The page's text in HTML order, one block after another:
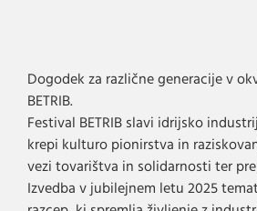
Dogodek za različne generacije v
BETRIB.
Festival BETRIB slavi idrijsko
krepi kulturo pionirstva in
vezi tovarištva in solidarnosti ter
Izvedba v jubilejnem letu 2025